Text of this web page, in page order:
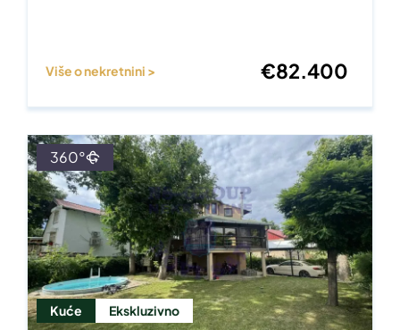
Više o nekretnini > €82.400
Kuće Ekskluzivno
360°